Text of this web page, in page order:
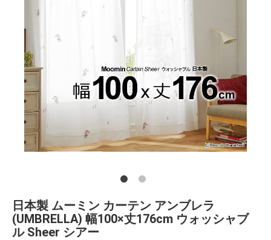
日本製 ムーミン カーテン アンブレラ
(UMBRELLA) 幅100×丈176cm ウォッシャブ
ル Sheer シアー